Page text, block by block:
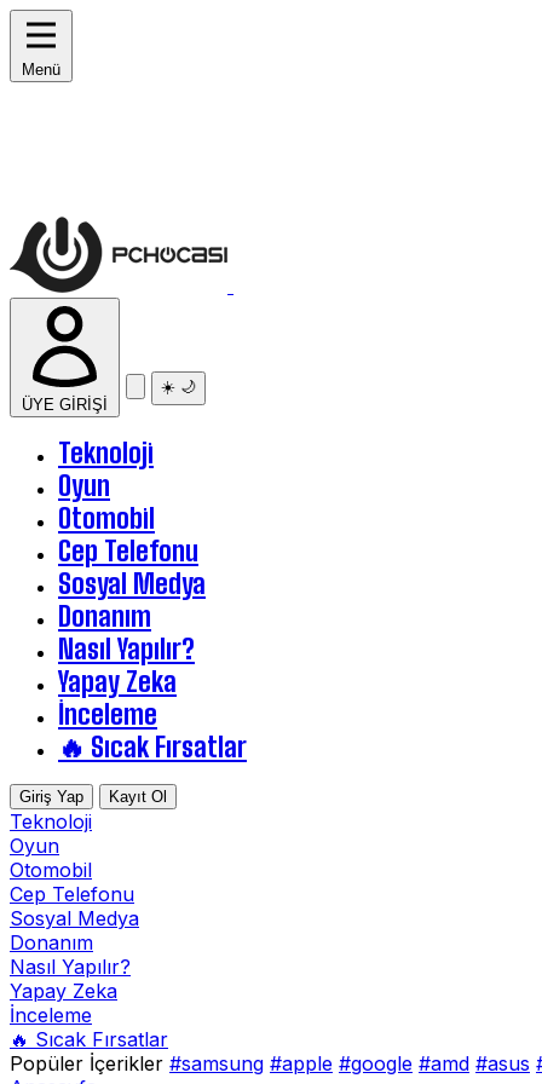
Menü
ÜYE GİRİŞİ
☀️ 🌙
Teknoloji
Oyun
Otomobil
Cep Telefonu
Sosyal Medya
Donanım
Nasıl Yapılır?
Yapay Zeka
İnceleme
🔥 Sıcak Fırsatlar
Giriş Yap Kayıt Ol
Teknoloji
Oyun
Otomobil
Cep Telefonu
Sosyal Medya
Donanım
Nasıl Yapılır?
Yapay Zeka
İnceleme
🔥 Sıcak Fırsatlar
Popüler İçerikler #samsung #apple #google #amd #asus